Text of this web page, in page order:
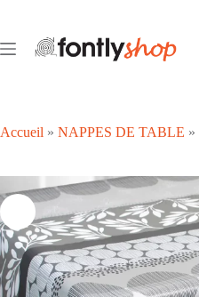
contenu
Accueil » NAPPES DE TABLE »